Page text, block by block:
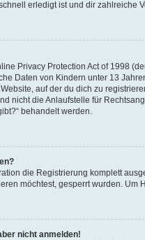
erledigt ist und dir zahlreiche
Privacy Protection Act of 1998
Daten von Kindern unter 13
auf der du dich zu
nicht die Anlaufstelle für
behandelt werden.
die Registrierung komplett
möchtest, gesperrt wurden.
nicht anmelden!